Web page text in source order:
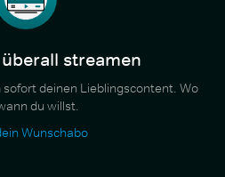
streamen
deinen Lieblingscontent. Wo
du willst.
Wunschabo